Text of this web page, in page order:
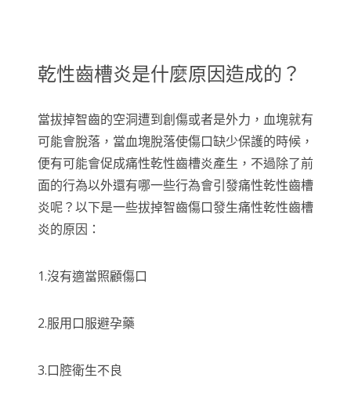
乾性齒槽炎是什麼原因造成的？
當拔掉智齒的空洞遭到創傷或者是外力，血塊就有
可能會脫落，當血塊脫落使傷口缺少保護的時候，
便有可能會促成痛性乾性齒槽炎產生，不過除了前
面的行為以外還有哪一些行為會引發痛性乾性齒槽
炎呢？以下是一些拔掉智齒傷口發生痛性乾性齒槽
炎的原因：
1.沒有適當照顧傷口
2.服用口服避孕藥
3.口腔衛生不良